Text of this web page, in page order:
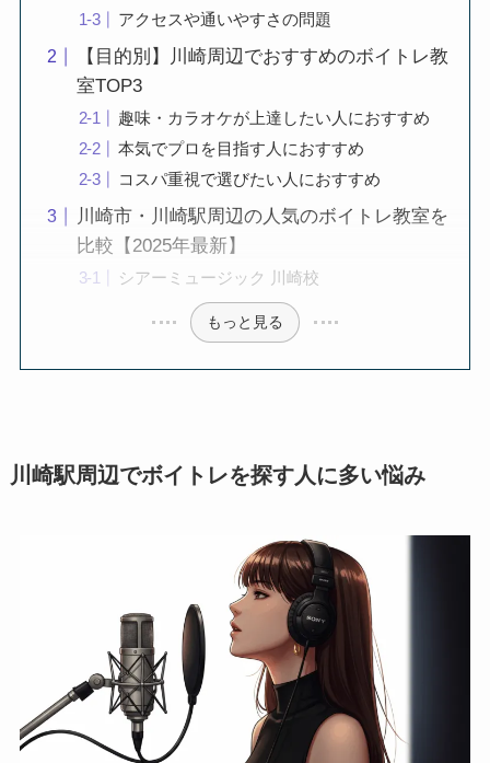
アクセスや通いやすさの問題
【目的別】川崎周辺でおすすめのボイトレ教
室TOP3
趣味・カラオケが上達したい人におすすめ
本気でプロを目指す人におすすめ
コスパ重視で選びたい人におすすめ
川崎市・川崎駅周辺の人気のボイトレ教室を
比較【2025年最新】
シアーミュージック 川崎校
もっと見る
川崎駅周辺でボイトレを探す人に多い悩み